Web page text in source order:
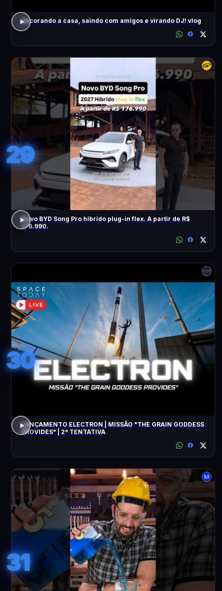
decorando a casa, saindo com amigos e virando DJ! vlog
29
Novo BYD Song Pro híbrido plug-in flex. A partir de R$
176.990.
30
LANÇAMENTO ELECTRON | MISSÃO "THE GRAIN GODDESS
PROVIDES" | 2ª TENTATIVA
31